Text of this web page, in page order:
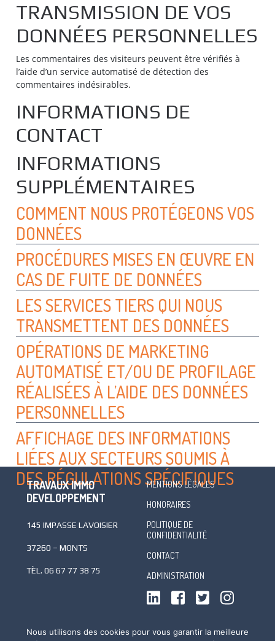
TRANSMISSION DE VOS
DONNÉES PERSONNELLES
Les commentaires des visiteurs peuvent être vérifiés à
l’aide d’un service automatisé de détection des
commentaires indésirables.
INFORMATIONS DE
CONTACT
INFORMATIONS
SUPPLÉMENTAIRES
COMMENT NOUS PROTÉGEONS VOS
DONNÉES
PROCÉDURES MISES EN ŒUVRE EN
CAS DE FUITE DE DONNÉES
LES SERVICES TIERS QUI NOUS
TRANSMETTENT DES DONNÉES
OPÉRATIONS DE MARKETING
AUTOMATISÉ ET/OU DE PROFILAGE
RÉALISÉES À L’AIDE DES DONNÉES
PERSONNELLES
AFFICHAGE DES INFORMATIONS
LIÉES AUX SECTEURS SOUMIS À
DES RÉGULATIONS SPÉCIFIQUES
TRAVAUX IMMO
DEVELOPPEMENT
145 IMPASSE LAVOISIER
37260 – MONTS
TÈL.06 67 77 38 75
MENTIONS LÉGALES
HONORAIRES
POLITIQUE DE
CONFIDENTIALITÉ
CONTACT
ADMINISTRATION
REVENIR EN HAUT
Nous utilisons des cookies pour vous garantir la meilleure